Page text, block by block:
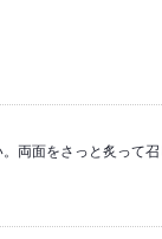
両面をさっと炙って